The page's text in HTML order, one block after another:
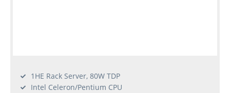
1HE Rack Server, 80W TDP
Intel Celeron/Pentium CPU